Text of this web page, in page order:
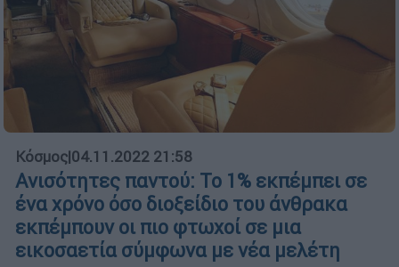
Κόσμος|04.11.2022 21:58
Ανισότητες παντού: Το 1% εκπέμπει σε
ένα χρόνο όσο διοξείδιο του άνθρακα
εκπέμπουν οι πιο φτωχοί σε μια
εικοσαετία σύμφωνα με νέα μελέτη